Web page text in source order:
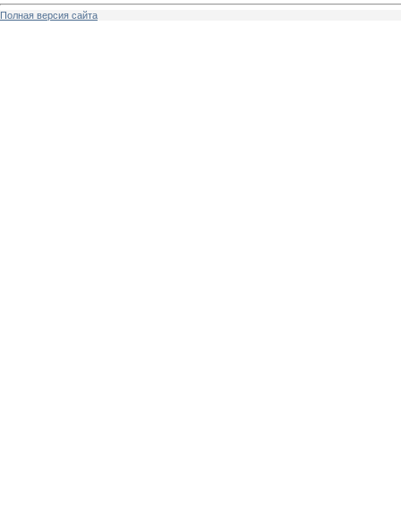
Полная версия сайта